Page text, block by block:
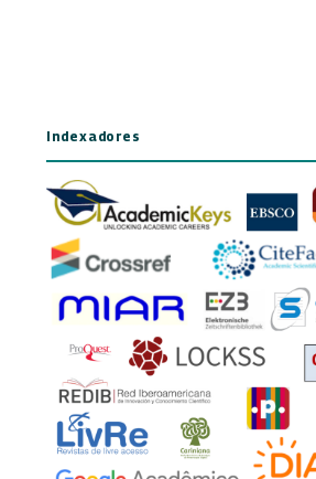
Indexadores